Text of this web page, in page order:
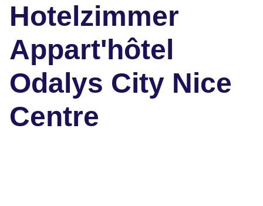
Hotelzimmer
Appart'hôtel
Odalys City Nice
Centre